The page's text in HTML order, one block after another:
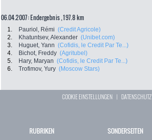
06.04.2007: Endergebnis , 197.8 km
1. Pauriol, Rémi (Credit Agricole)
2.
Khatuntsev, Alexander (Unibet.com)
3.
Huguet, Yann (Cofidis, le Credit Par Te...)
4.
Bichot, Freddy (Agritubel)
5.
Hary, Maryan (Cofidis, le Credit Par Te...)
6.
Trofimov, Yury (Moscow Stars)
COOKIE EINSTELLUNGEN | DATENSCHUTZ
RUBRIKEN SONDERSEITEN